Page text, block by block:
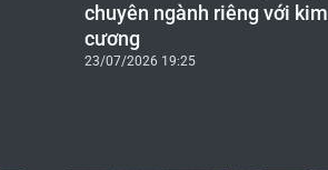
chuyên ngành riêng với kim
cương
23/07/2026 19:25